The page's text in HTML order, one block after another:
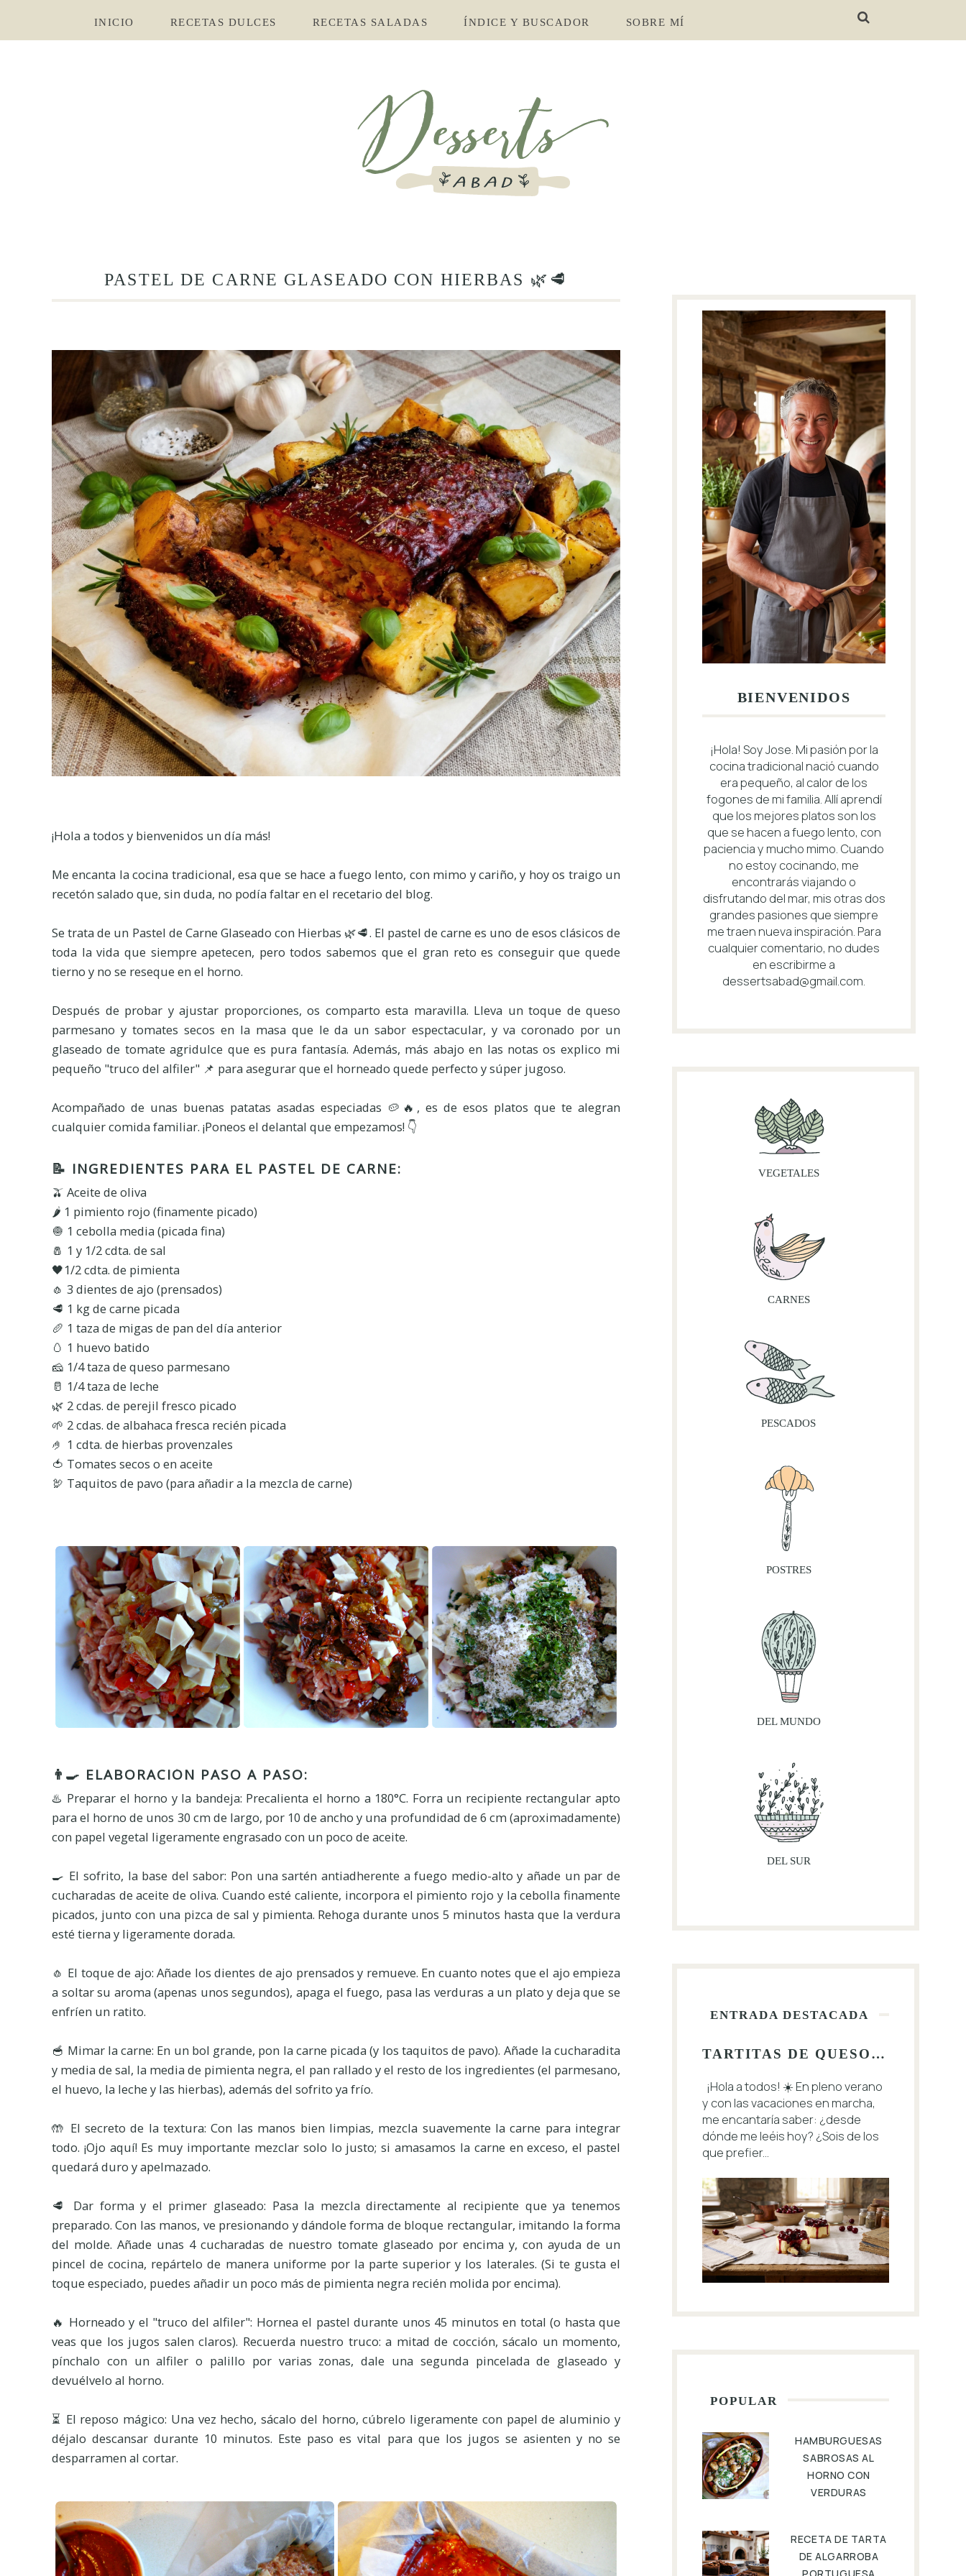
INICIO RECETAS DULCES RECETAS SALADAS ÍNDICE Y BUSCADOR SOBRE MÍ
PASTEL DE CARNE GLASEADO CON HIERBAS 🌿🥩
¡Hola a todos y bienvenidos un día más!
Me encanta la cocina tradicional, esa que se hace a fuego lento, con mimo y cariño, y hoy os traigo un
recetón salado que, sin duda, no podía faltar en el recetario del blog.
Se trata de un Pastel de Carne Glaseado con Hierbas 🌿🥩. El pastel de carne es uno de esos clásicos de
toda la vida que siempre apetecen, pero todos sabemos que el gran reto es conseguir que quede
tierno y no se reseque en el horno.
Después de probar y ajustar proporciones, os comparto esta maravilla. Lleva un toque de queso
parmesano y tomates secos en la masa que le da un sabor espectacular, y va coronado por un
glaseado de tomate agridulce que es pura fantasía. Además, más abajo en las notas os explico mi
pequeño "truco del alfiler" 📌 para asegurar que el horneado quede perfecto y súper jugoso.
Acompañado de unas buenas patatas asadas especiadas 🥔🔥, es de esos platos que te alegran
cualquier comida familiar. ¡Poneos el delantal que empezamos! 👇
📝 INGREDIENTES PARA EL PASTEL DE CARNE:
🫒 Aceite de oliva
🌶️ 1 pimiento rojo (finamente picado)
🧅 1 cebolla media (picada fina)
🧂 1 y 1/2 cdta. de sal
🖤1/2 cdta. de pimienta
🧄 3 dientes de ajo (prensados)
🥩 1 kg de carne picada
🥖 1 taza de migas de pan del día anterior
🥚 1 huevo batido
🧀 1/4 taza de queso parmesano
🥛 1/4 taza de leche
🌿 2 cdas. de perejil fresco picado
🌱 2 cdas. de albahaca fresca recién picada
🤌 1 cdta. de hierbas provenzales
🍅 Tomates secos o en aceite
🦃 Taquitos de pavo (para añadir a la mezcla de carne)
👨‍🍳 ELABORACIÓN PASO A PASO:
♨️ Preparar el horno y la bandeja: Precalienta el horno a 180°C. Forra un recipiente rectangular apto
para el horno de unos 30 cm de largo, por 10 de ancho y una profundidad de 6 cm (aproximadamente)
con papel vegetal ligeramente engrasado con un poco de aceite.
🍳 El sofrito, la base del sabor: Pon una sartén antiadherente a fuego medio-alto y añade un par de
cucharadas de aceite de oliva. Cuando esté caliente, incorpora el pimiento rojo y la cebolla finamente
picados, junto con una pizca de sal y pimienta. Rehoga durante unos 5 minutos hasta que la verdura
esté tierna y ligeramente dorada.
🧄 El toque de ajo: Añade los dientes de ajo prensados y remueve. En cuanto notes que el ajo empieza
a soltar su aroma (apenas unos segundos), apaga el fuego, pasa las verduras a un plato y deja que se
enfríen un ratito.
🥣 Mimar la carne: En un bol grande, pon la carne picada (y los taquitos de pavo). Añade la cucharadita
y media de sal, la media de pimienta negra, el pan rallado y el resto de los ingredientes (el parmesano,
el huevo, la leche y las hierbas), además del sofrito ya frío.
🤲 El secreto de la textura: Con las manos bien limpias, mezcla suavemente la carne para integrar
todo. ¡Ojo aquí! Es muy importante mezclar solo lo justo; si amasamos la carne en exceso, el pastel
quedará duro y apelmazado.
🥩 Dar forma y el primer glaseado: Pasa la mezcla directamente al recipiente que ya tenemos
preparado. Con las manos, ve presionando y dándole forma de bloque rectangular, imitando la forma
del molde. Añade unas 4 cucharadas de nuestro tomate glaseado por encima y, con ayuda de un
pincel de cocina, repártelo de manera uniforme por la parte superior y los laterales. (Si te gusta el
toque especiado, puedes añadir un poco más de pimienta negra recién molida por encima).
🔥 Horneado y el "truco del alfiler": Hornea el pastel durante unos 45 minutos en total (o hasta que
veas que los jugos salen claros). Recuerda nuestro truco: a mitad de cocción, sácalo un momento,
pínchalo con un alfiler o palillo por varias zonas, dale una segunda pincelada de glaseado y
devuélvelo al horno.
⏳ El reposo mágico: Una vez hecho, sácalo del horno, cúbrelo ligeramente con papel de aluminio y
déjalo descansar durante 10 minutos. Este paso es vital para que los jugos se asienten y no se
desparramen al cortar.
BIENVENIDOS
¡Hola! Soy Jose. Mi pasión por la
cocina tradicional nació cuando
era pequeño, al calor de los
fogones de mi familia. Allí aprendí
que los mejores platos son los
que se hacen a fuego lento, con
paciencia y mucho mimo. Cuando
no estoy cocinando, me
encontrarás viajando o
disfrutando del mar, mis otras dos
grandes pasiones que siempre
me traen nueva inspiración. Para
cualquier comentario, no dudes
en escribirme a
dessertsabad@gmail.com.
VEGETALES
CARNES
PESCADOS
POSTRES
DEL MUNDO
DEL SUR
ENTRADA DESTACADA
TARTITAS DE QUESO CON CEREZAS 🍒
¡Hola a todos! ☀️ En pleno verano
y con las vacaciones en marcha,
me encantaría saber: ¿desde
dónde me leéis hoy? ¿Sois de los
que prefier...
POPULAR
HAMBURGUESAS
SABROSAS AL
HORNO CON
VERDURAS
RECETA DE TARTA
DE ALGARROBA